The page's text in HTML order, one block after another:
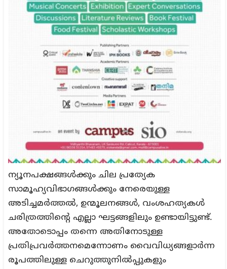
ന്യൂനപക്ഷങ്ങൾക്കും ചില പ്രത്യേക
സാമൂഹ്യവിഭാഗങ്ങൾക്കും നേരെയുള്ള
അടിച്ചമർത്തൽ, ഉന്മൂലനങ്ങൾ, വംശഹത്യകൾ
ചരിത്രത്തിന്റെ എല്ലാ ഘട്ടങ്ങളിലും ഉണ്ടായിട്ടുണ്ട്.
അതോടൊപ്പം തന്നെ അതിനോടുള്ള
പ്രതിപ്രവർത്തനമെന്നോണം വൈവിധ്യങ്ങളാർന്ന
രൂപത്തിലുള്ള ചെറുത്തുനിൽപ്പുകളും